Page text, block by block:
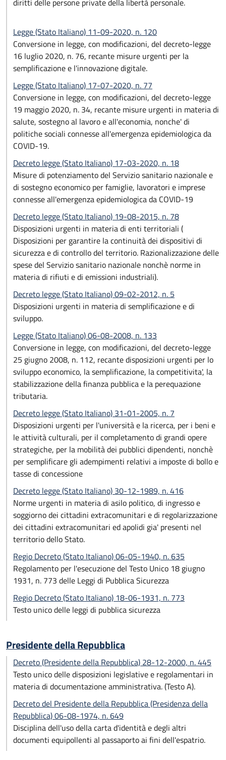
diritti delle persone private della libertà personale.
Legge (Stato Italiano) 11-09-2020, n. 120
Conversione in legge, con modificazioni, del decreto-legge
16 luglio 2020, n. 76, recante misure urgenti per la
semplificazione e l'innovazione digitale.
Legge (Stato Italiano) 17-07-2020, n. 77
Conversione in legge, con modificazioni, del decreto-legge
19 maggio 2020, n. 34, recante misure urgenti in materia di
salute, sostegno al lavoro e all'economia, nonche' di
politiche sociali connesse all'emergenza epidemiologica da
COVID-19.
Decreto legge (Stato Italiano) 17-03-2020, n. 18
Misure di potenziamento del Servizio sanitario nazionale e
di sostegno economico per famiglie, lavoratori e imprese
connesse all'emergenza epidemiologica da COVID-19
Decreto legge (Stato Italiano) 19-08-2015, n. 78
Disposizioni urgenti in materia di enti territoriali (
Disposizioni per garantire la continuità dei dispositivi di
sicurezza e di controllo del territorio. Razionalizzazione delle
spese del Servizio sanitario nazionale nonchè norme in
materia di rifiuti e di emissioni industriali).
Decreto legge (Stato Italiano) 09-02-2012, n. 5
Disposizioni urgenti in materia di semplificazione e di
sviluppo.
Legge (Stato Italiano) 06-08-2008, n. 133
Conversione in legge, con modificazioni, del decreto-legge
25 giugno 2008, n. 112, recante disposizioni urgenti per lo
sviluppo economico, la semplificazione, la competitivita', la
stabilizzazione della finanza pubblica e la perequazione
tributaria.
Decreto legge (Stato Italiano) 31-01-2005, n. 7
Disposizioni urgenti per l'università e la ricerca, per i beni e
le attività culturali, per il completamento di grandi opere
strategiche, per la mobilità dei pubblici dipendenti, nonchè
per semplificare gli adempimenti relativi a imposte di bollo e
tasse di concessione
Decreto legge (Stato Italiano) 30-12-1989, n. 416
Norme urgenti in materia di asilo politico, di ingresso e
soggiorno dei cittadini extracomunitari e di regolarizzazione
dei cittadini extracomunitari ed apolidi gia' presenti nel
territorio dello Stato.
Regio Decreto (Stato Italiano) 06-05-1940, n. 635
Regolamento per l'esecuzione del Testo Unico 18 giugno
1931, n. 773 delle Leggi di Pubblica Sicurezza
Regio Decreto (Stato Italiano) 18-06-1931, n. 773
Testo unico delle leggi di pubblica sicurezza
Presidente della Repubblica
Decreto (Presidente della Repubblica) 28-12-2000, n. 445
Testo unico delle disposizioni legislative e regolamentari in
materia di documentazione amministrativa. (Testo A).
Decreto del Presidente della Repubblica (Presidenza della
Repubblica) 06-08-1974, n. 649
Disciplina dell'uso della carta d'identità e degli altri
documenti equipollenti al passaporto ai fini dell'espatrio.